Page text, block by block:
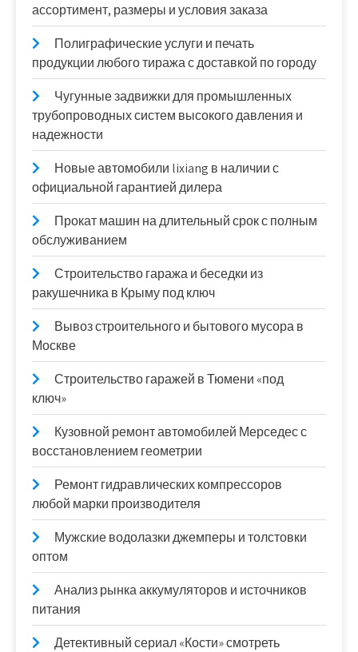
ассортимент, размеры и условия заказа
Полиграфические услуги и печать
продукции любого тиража с доставкой по городу
Чугунные задвижки для промышленных
трубопроводных систем высокого давления и
надежности
Новые автомобили lixiang в наличии с
официальной гарантией дилера
Прокат машин на длительный срок с полным
обслуживанием
Строительство гаража и беседки из
ракушечника в Крыму под ключ
Вывоз строительного и бытового мусора в
Москве
Строительство гаражей в Тюмени «под
ключ»
Кузовной ремонт автомобилей Мерседес с
восстановлением геометрии
Ремонт гидравлических компрессоров
любой марки производителя
Мужские водолазки джемперы и толстовки
оптом
Анализ рынка аккумуляторов и источников
питания
Детективный сериал «Кости» смотреть